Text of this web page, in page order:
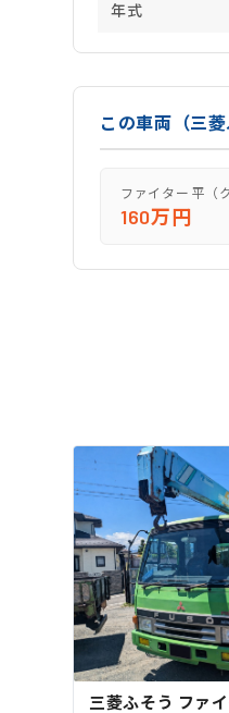
年式
この車両（三
ファイター 平（
160万円
三菱ふそう ファ